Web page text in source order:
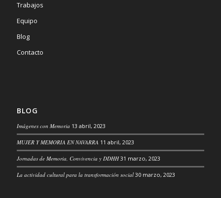
Trabajos
Equipo
Blog
Contacto
BLOG
Imágenes con Memoria 13 abril, 2023
MUJER Y MEMORIA EN NAVARRA 11 abril, 2023
Jornadas de Memoria, Convivencia y DDHH 31 marzo, 2023
La actividad cultural para la transformación social 30 marzo, 2023